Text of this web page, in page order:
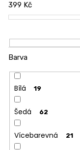
r
o
u
k
t
ů
399 Kč
Barva
Bílá 19
Šedá 62
Vícebarevná 21